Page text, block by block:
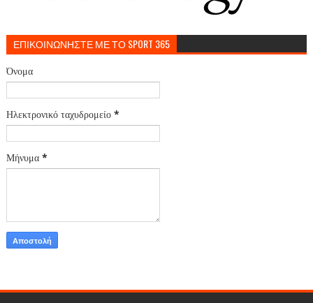
ΕΠΙΚΟΙΝΩΝΗΣΤΕ ΜΕ ΤΟ SPORT 365
Όνομα
Ηλεκτρονικό ταχυδρομείο *
Μήνυμα *